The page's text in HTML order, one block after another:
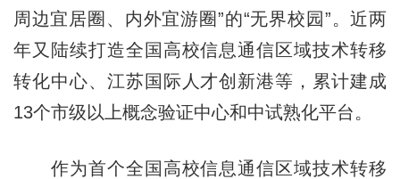
周边宜居圈、内外宜游圈”的“无界校园”。近两
年又陆续打造全国高校信息通信区域技术转移
转化中心、江苏国际人才创新港等，累计建成
13个市级以上概念验证中心和中试熟化平台。
作为首个全国高校信息通信区域技术转移